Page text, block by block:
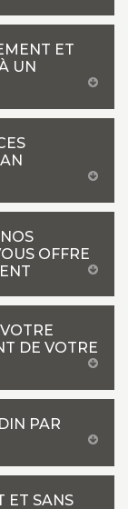
ET
UN
OFFRE
DE VOTRE
PAR
ET SANS